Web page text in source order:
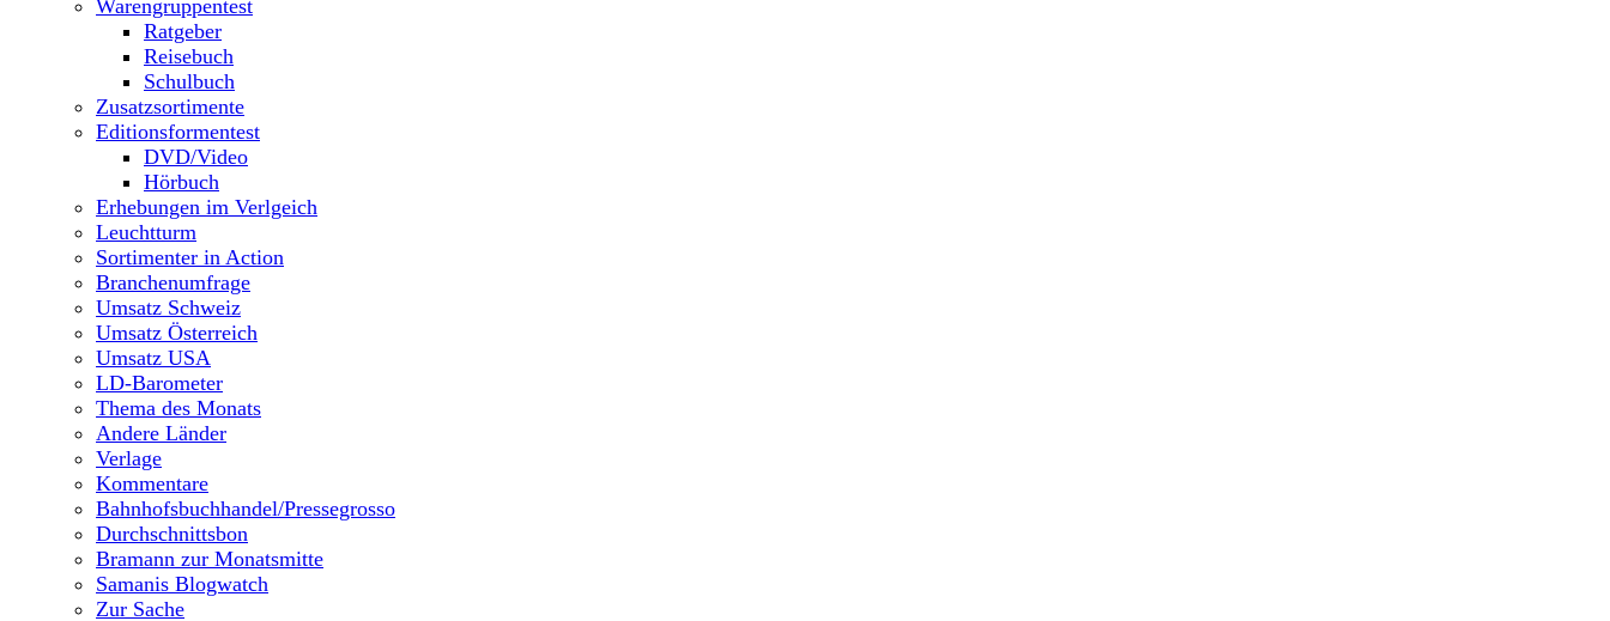
Warengruppentest
Ratgeber
Reisebuch
Schulbuch
Zusatzsortimente
Editionsformentest
DVD/Video
Hörbuch
Erhebungen im Verlgeich
Leuchtturm
Sortimenter in Action
Branchenumfrage
Umsatz Schweiz
Umsatz Österreich
Umsatz USA
LD-Barometer
Thema des Monats
Andere Länder
Verlage
Kommentare
Bahnhofsbuchhandel/Pressegrosso
Durchschnittsbon
Bramann zur Monatsmitte
Samanis Blogwatch
Zur Sache